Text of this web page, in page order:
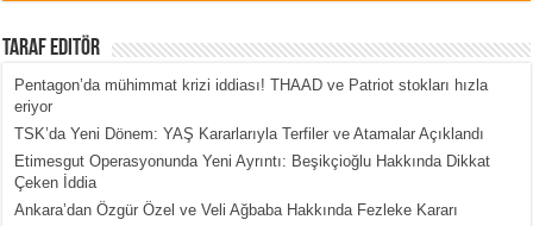
Taraf Editör
Pentagon’da mühimmat krizi iddiası! THAAD ve Patriot stokları hızla
eriyor
TSK’da Yeni Dönem: YAŞ Kararlarıyla Terfiler ve Atamalar Açıklandı
Etimesgut Operasyonunda Yeni Ayrıntı: Beşikçioğlu Hakkında Dikkat
Çeken İddia
Ankara’dan Özgür Özel ve Veli Ağbaba Hakkında Fezleke Kararı